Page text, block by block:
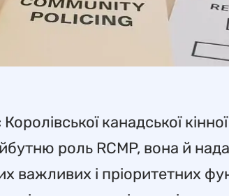
канадської кінної
роль RCMP, вона й
важливих і пріоритетних